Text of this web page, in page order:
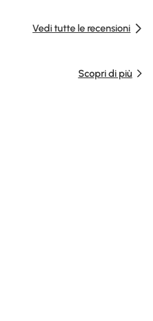
Vedi tutte le recensioni
Scopri di più